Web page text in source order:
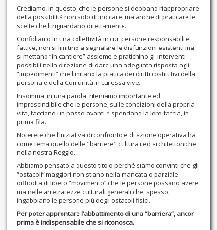
Crediamo, in questo, che le persone si debbano riappropriare
della possibilità non solo di indicare, ma anche di praticare le
scelte che li riguardano direttamente.
Confidiamo in una collettività in cui, persone responsabili e
fattive, non si limitino a segnalare le disfunzioni esistenti ma
si mettano “in cantiere” assieme e pratichino gli interventi
possibili nella direzione di dare una adeguata risposta agli
“impedimenti” che limitano la pratica dei diritti costitutivi della
persona e della Comunità in cui essa vive.
Insomma, in una parola, riteniamo importante ed
imprescindibile che le persone, sulle condizioni della propria
vita, facciano un passo avanti e spendano la loro faccia, in
prima fila.
Noterete che l’iniziativa di confronto e di azione operativa ha
come tema quello delle "barriere" culturali ed architettoniche
nella nostra Reggio.
Abbiamo pensato a questo titolo perché siamo convinti che gli
“ostacoli” maggiori non stiano nella mancata o parziale
difficoltà di libero “movimento” che le persone possano avere
ma nelle arretratezze culturali generali che, spesso,
ingabbiano le persone più degli ostacoli fisici.
Per poter approntare l’abbattimento di una “barriera”, ancor
prima è indispensabile che si riconosca.